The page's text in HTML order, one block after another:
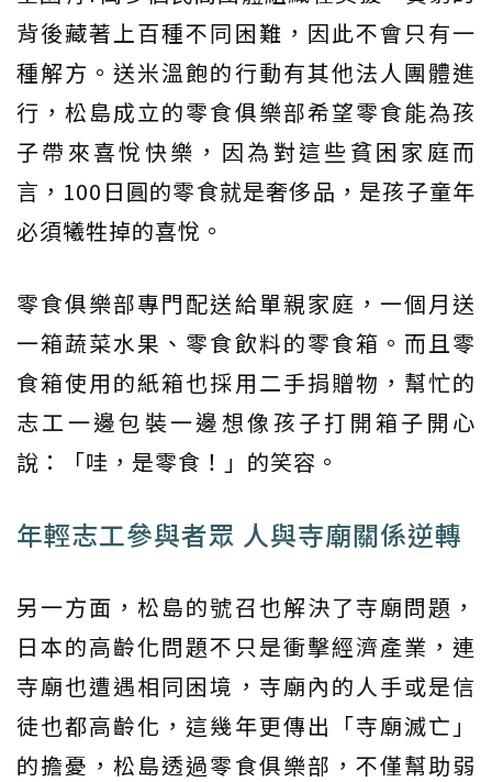
背後藏著上百種不同困難，因此不會只有一
種解方。送米溫飽的行動有其他法人團體進
行，松島成立的零食俱樂部希望零食能為孩
子帶來喜悅快樂，因為對這些貧困家庭而
言，100日圓的零食就是奢侈品，是孩子童年
必須犧牲掉的喜悅。
零食俱樂部專門配送給單親家庭，一個月送
一箱蔬菜水果、零食飲料的零食箱。而且零
食箱使用的紙箱也採用二手捐贈物，幫忙的
志工一邊包裝一邊想像孩子打開箱子開心
說：「哇，是零食！」的笑容。
年輕志工參與者眾 人與寺廟關係逆轉
另一方面，松島的號召也解決了寺廟問題，
日本的高齡化問題不只是衝擊經濟產業，連
寺廟也遭遇相同困境，寺廟內的人手或是信
徒也都高齡化，這幾年更傳出「寺廟滅亡」
的擔憂，松島透過零食俱樂部，不僅幫助弱